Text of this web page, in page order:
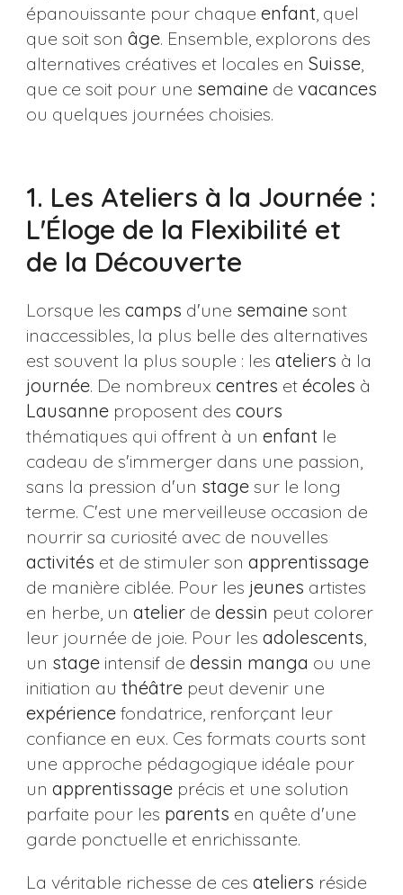
épanouissante pour chaque enfant , quel
que soit son âge. Ensemble, explorons des
alternatives créatives et locales en Suisse,
que ce soit pour une semainede vacances
ou quelques journées choisies.
1. Les Ateliers à la Journée :
L'Éloge de la Flexibilité et
de la Découverte
Lorsque les camps d'une semainesont
inaccessibles, la plus belle des alternatives
est souvent la plus souple : les ateliers à la
journée. De nombreux centres et écoles à
Lausanneproposent des cours
thématiques qui offrent à un enfant le
cadeau de s'immerger dans une passion,
sans la pression d'un stagesur le long
terme. C'est une merveilleuse occasion de
nourrir sa curiosité avec de nouvelles
activités et de stimuler son apprentissage
de manière ciblée. Pour les jeunes artistes
en herbe, un atelierde dessin peut colorer
leur journée de joie. Pour les adolescents,
un stageintensif de dessin manga ou une
initiation au théâtrepeut devenir une
expériencefondatrice, renforçant leur
confiance en eux. Ces formats courts sont
une approche pédagogique idéale pour
un apprentissageprécis et une solution
parfaite pour les parents en quête d'une
garde ponctuelle et enrichissante.
La véritable richesse de ces ateliers réside